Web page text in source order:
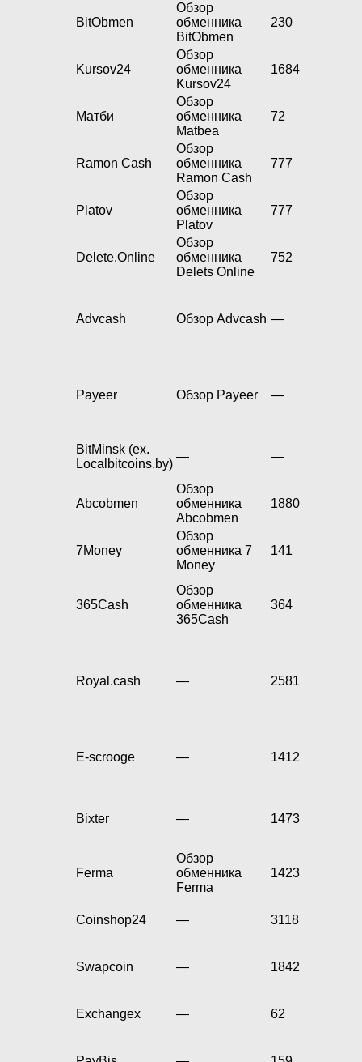
BitObmen
Обзор
обменника
BitObmen
230
Kursov24
Обзор
обменника
Kursov24
1684
Матби
Обзор
обменника
Matbea
72
Ramon Cash
Обзор
обменника
Ramon Cash
777
Platov
Обзор
обменника
Platov
777
Delete.Online
Обзор
обменника
Delets Online
752
Advcash Обзор Advcash —
Payeer Обзор Payeer —
BitMinsk (ex.
Localbitcoins.by)
— —
Abcobmen
Обзор
обменника
Abcobmen
1880
7Money
Обзор
обменника 7
Money
141
365Cash
Обзор
обменника
365Cash
364
Royal.cash — 2581
E-scrooge — 1412
Bixter — 1473
Ferma
Обзор
обменника
Ferma
1423
Coinshop24 — 3118
Swapcoin — 1842
Exchangex — 62